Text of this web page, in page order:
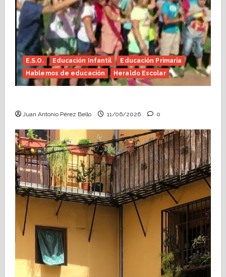
E.S.O. Educación Infantil
Educación Primaria
Hablemos de educación
Heraldo Escolar
Juan Antonio Pérez Bello 11/06/2026 0